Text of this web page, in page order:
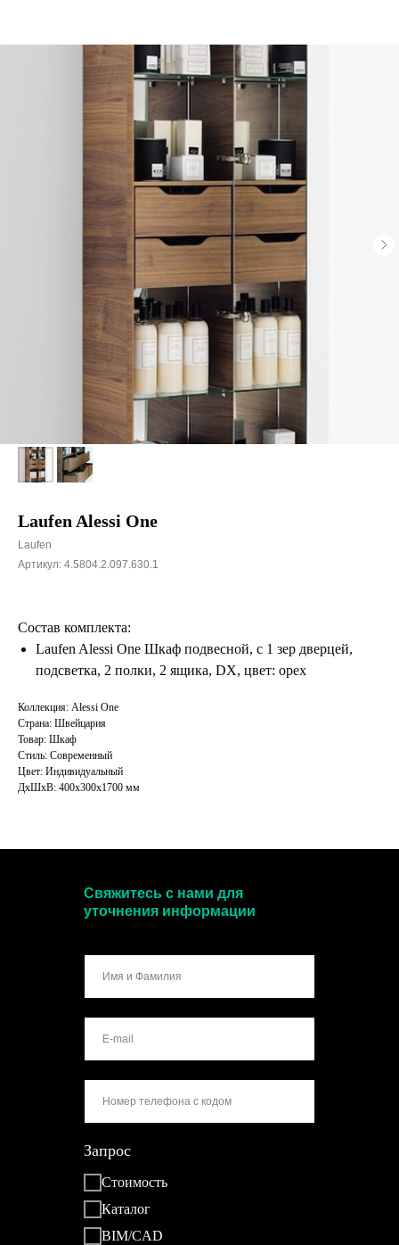
Laufen Alessi One
Laufen
Артикул: 4.5804.2.097.630.1
Состав комплекта:
Laufen Alessi One Шкаф подвесной, с 1 зер дверцей,
подсветка, 2 полки, 2 ящика, DX, цвет: орех
Коллекция: Alessi One
Страна: Швейцария
Товар: Шкаф
Стиль: Современный
Цвет: Индивидуальный
ДxШxВ: 400x300x1700 мм
Запрос
Стоимость
Каталог
BIM/CAD
Свяжитесь с нами для
уточнения информации